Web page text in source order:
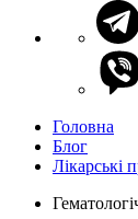
Головна
Блог
Лікарські